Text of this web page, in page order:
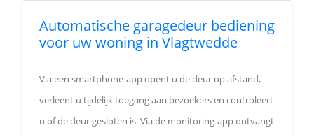
Automatische garagedeur bediening
voor uw woning in Vlagtwedde
Via een smartphone-app opent u de deur op afstand,
verleent u tijdelijk toegang aan bezoekers en controleert
u of de deur gesloten is. Via de monitoring-app ontvangt